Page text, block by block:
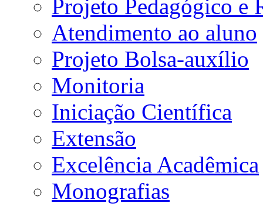
Projeto Pedagógico e
Atendimento ao aluno
Projeto Bolsa-auxílio
Monitoria
Iniciação Científica
Extensão
Excelência Acadêmica
Monografias